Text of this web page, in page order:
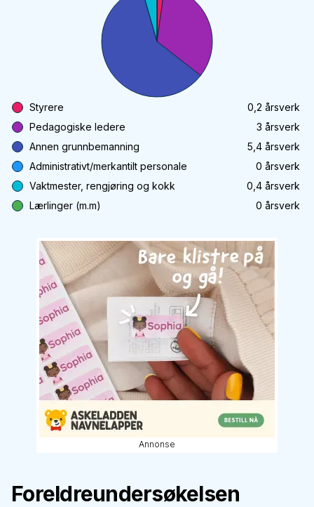
Styrere 0,2 årsverk
Pedagogiske ledere
3 årsverk
Annen grunnbemanning
5,4 årsverk
Administrativt/merkantilt personale
0 årsverk
Vaktmester, rengjøring og kokk
0,4 årsverk
Lærlinger (m.m)
0 årsverk
Annonse
Foreldreundersøkelsen